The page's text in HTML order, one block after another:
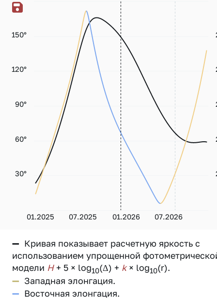
01.2025 07.2025 01.2026 07.2026
30°
60°
90°
120°
150°
— Кривая показывает расчетную яркость с
использованием упрощенной
модели H+ 5 × log10(Δ) + k× log10(r).
— Западная элонгация.
— Восточная элонгация.